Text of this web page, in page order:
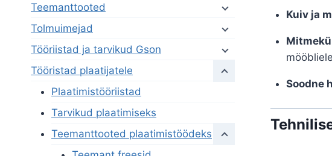
Kuiv ja
Soodne
Teemanttooted
Tolmuimejad
Tööriistad ja tarvikud Gson
Tööristad plaatijatele
Plaatimistööriistad
Tarvikud plaatimiseks
Teemanttooted plaatimistöödeks